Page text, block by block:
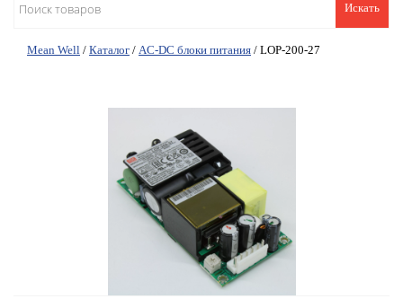
Искать
Mean Well / Каталог / AC-DC блоки питания / LOP-200-27